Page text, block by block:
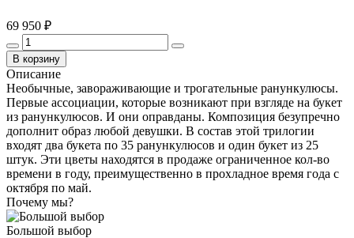
69 950 ₽
В корзину
Описание
Необычные, завораживающие и трогательные ранункулюсы.
Первые ассоциации, которые возникают при взгляде на букет
из ранункулюсов. И они оправданы. Композиция безупречно
дополнит образ любой девушки. В состав этой трилогии
входят два букета по 35 ранункулюсов и один букет из 25
штук. Эти цветы находятся в продаже ограниченное кол-во
времени в году, преимущественно в прохладное время года с
октября по май.
Почему мы?
Большой выбор